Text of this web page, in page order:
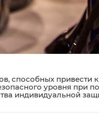
способных привести
уровня при
индивидуальной